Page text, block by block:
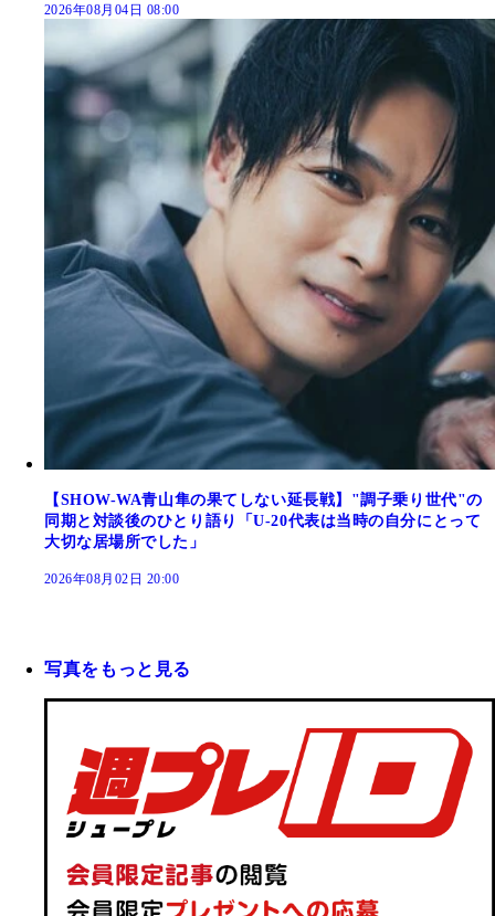
2026年08月04日 08:00
【SHOW-WA青山隼の果てしない延長戦】"調子乗り世代"の
同期と対談後のひとり語り「U-20代表は当時の自分にとって
大切な居場所でした」
2026年08月02日 20:00
写真をもっと見る